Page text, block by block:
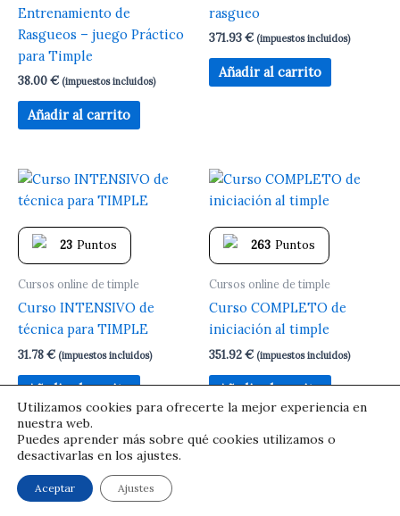
Entrenamiento de
Rasgueos – juego Práctico
para Timple
38.00€ (impuestos incluidos)
Añadir al carrito
rasgueo
371.93€ (impuestos incluidos)
Añadir al carrito
23 Puntos
Cursos online de timple
Curso INTENSIVO de
técnica para TIMPLE
31.78€ (impuestos incluidos)
Añadir al carrito
263 Puntos
Cursos online de timple
Curso COMPLETO de
iniciación al timple
351.92€ (impuestos incluidos)
Añadir al carrito
© Pedro Izquierdo | Condiciones legales
Utilizamos cookies para ofrecerte la mejor experiencia en
nuestra web.
Puedes aprender más sobre qué cookies utilizamos o
desactivarlas en los ajustes.
Aceptar Ajustes